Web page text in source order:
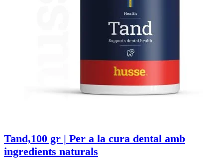
Tand,100 gr | Per a la cura dental amb
ingredients naturals